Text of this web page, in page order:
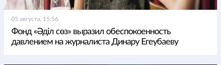
05 августа, 15:56
Фонд «Әділ сөз» выразил обеспокоенность
давлением на журналиста Динару Егеубаеву